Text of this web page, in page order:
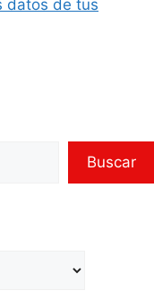
datos de tus
Buscar